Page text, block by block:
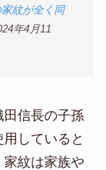
紋が全く同
年4月11
信長の子孫
していると
紋は家族や